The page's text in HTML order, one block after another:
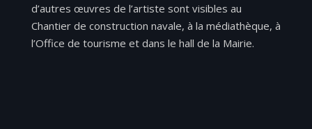
d’autres œuvres de l’artiste sont visibles au
Chantier de construction navale, à la médiathèque, à
l’Office de tourisme et dans le hall de la Mairie.